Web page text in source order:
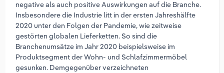
negative als auch positive Auswirkungen auf die Branche.
Insbesondere die Industrie litt in der ersten Jahreshälfte
2020 unter den Folgen der Pandemie, wie zeitweise
gestörten globalen Lieferketten. So sind die
Branchenumsätze im Jahr 2020 beispielsweise im
Produktsegment der Wohn- und Schlafzimmermöbel
gesunken. Demgegenüber verzeichneten